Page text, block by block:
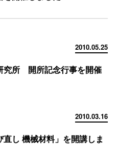
2010.05.25
所 開所記念行事を開催
2010.03.16
し 機械材料」を開講しま